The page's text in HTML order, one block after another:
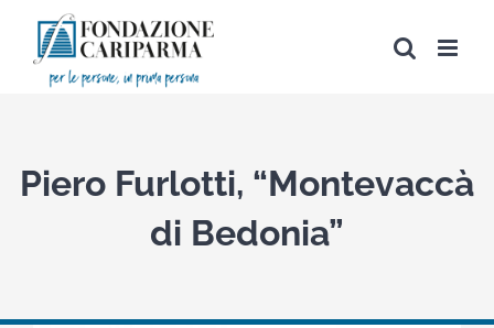
contenuto
Piero Furlotti, “Montevaccà
di Bedonia”